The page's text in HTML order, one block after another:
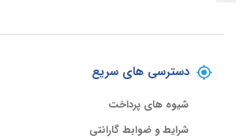
دسترسی های سریع
شیوه های پرداخت
شرایط و ضوابط گارانتی